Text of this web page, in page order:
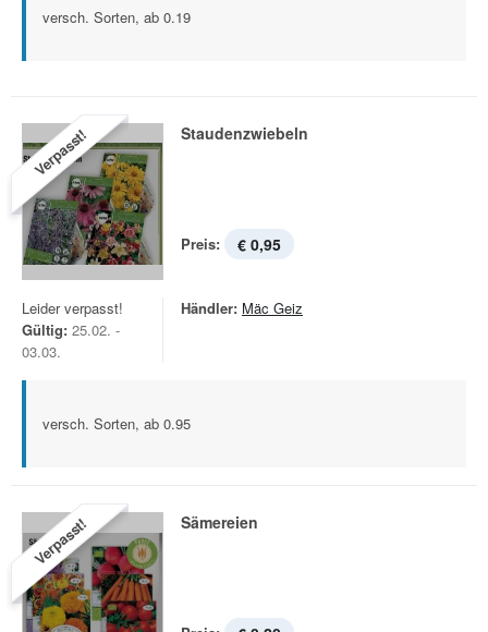
versch. Sorten, ab 0.19
Verpasst! Staudenzwiebeln
Preis: € 0,95
Leider verpasst!
Gültig: 25.02. -
03.03.
Händler: Mäc Geiz
versch. Sorten, ab 0.95
Verpasst! Sämereien